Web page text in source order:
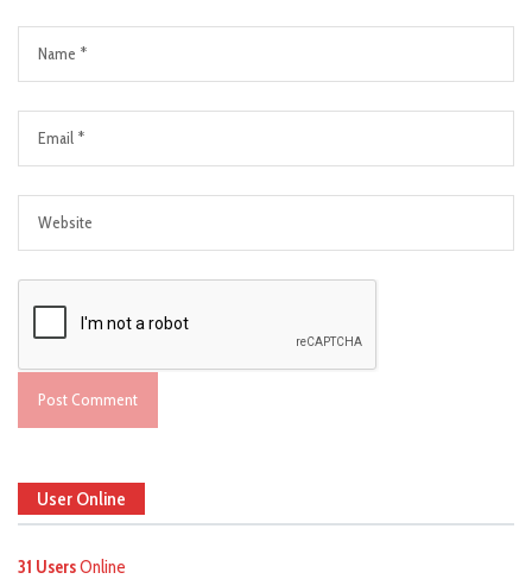
User Online
31 UsersOnline